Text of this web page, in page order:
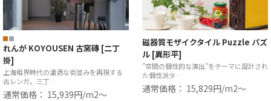
れんが KOYOUSEN 古窯磚 [二丁
掛]
上海租界時代の瀟洒な街並みを再現する
古レンガ。三丁…
通常価格： 15,939円/m2〜
磁器質モザイクタイル Puzzle パズ
ル [異形平]
”空間の個性的な演出”をテーマに設計され
た個性派タ…
通常価格： 15,829円/m2〜